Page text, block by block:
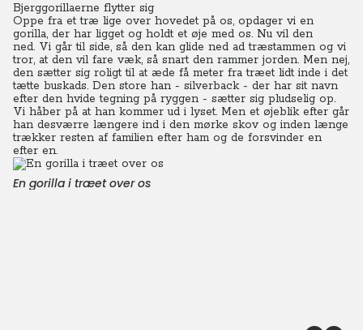
Bjerggorillaerne flytter sig
Oppe fra et træ lige over hovedet på os, opdager vi en
gorilla, der har ligget og holdt et øje med os. Nu vil den
ned. Vi går til side, så den kan glide ned ad træstammen og vi
tror, at den vil fare væk, så snart den rammer jorden. Men nej,
den sætter sig roligt til at æde få meter fra træet lidt inde i det
tætte buskads. Den store han - silverback - der har sit navn
efter den hvide tegning på ryggen - sætter sig pludselig op.
Vi håber på at han kommer ud i lyset. Men et øjeblik efter går
han desværre længere ind i den mørke skov og inden længe
trækker resten af familien efter ham og de forsvinder en
efter en.
En gorilla i træet over os